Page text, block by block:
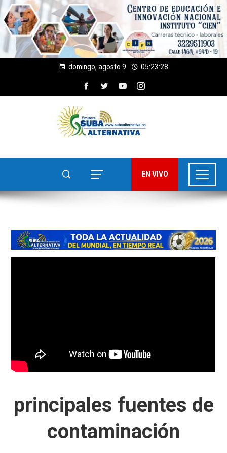
domingo, agosto 9 05:23:28
EN VIVO
principales fuentes de
contaminación